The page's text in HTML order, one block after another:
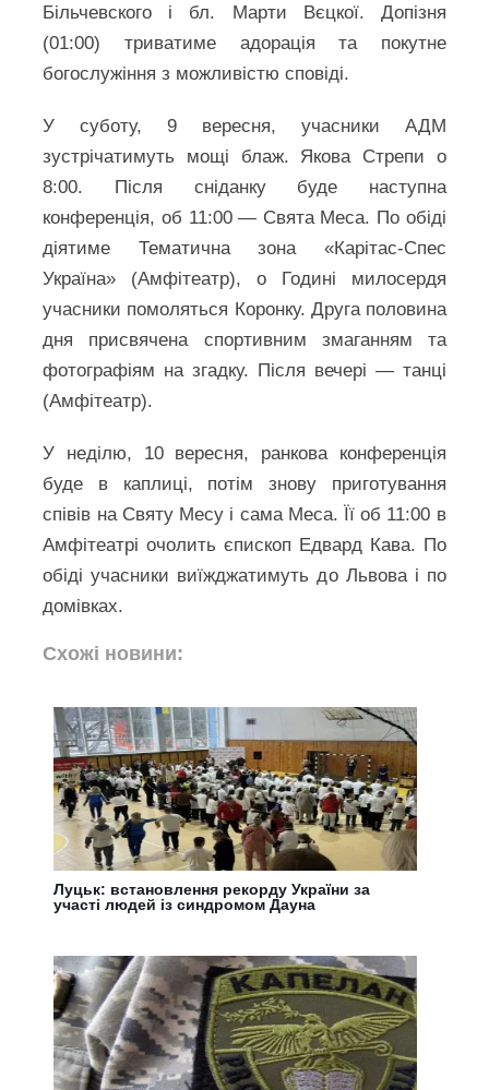
Більчевского і бл. Марти Вєцкої. Допізня
(01:00) триватиме адорація та покутне
богослужіння з можливістю сповіді.
У суботу, 9 вересня, учасники АДМ
зустрічатимуть мощі блаж. Якова Стрепи о
8:00. Після сніданку буде наступна
конференція, об 11:00 — Свята Меса. По обіді
діятиме Тематична зона «Карітас-Спес
Україна» (Амфітеатр), о Годині милосердя
учасники помоляться Коронку. Друга половина
дня присвячена спортивним змаганням та
фотографіям на згадку. Після вечері — танці
(Амфітеатр).
У неділю, 10 вересня, ранкова конференція
буде в каплиці, потім знову приготування
співів на Святу Месу і сама Меса. Її об 11:00 в
Амфітеатрі очолить єпископ Едвард Кава. По
обіді учасники виїжджатимуть до Львова і по
домівках.
Схожі новини:
Луцьк: встановлення рекорду України за
участі людей із синдромом Дауна